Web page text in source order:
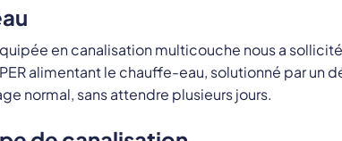
en canalisation multicouche nous a
alimentant le chauffe-eau, solutionné par un
normal, sans attendre plusieurs jours.